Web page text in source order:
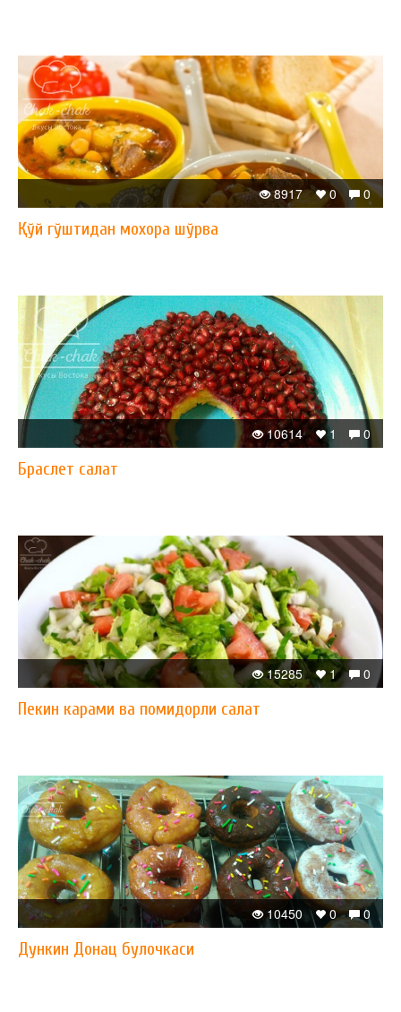
0
0
8917
Қўй гўштидан мохора шўрва
0
1
10614
Браслет салат
0
1
15285
Пекин карами ва помидорли салат
0
0
10450
Дункин Донац булочкаси